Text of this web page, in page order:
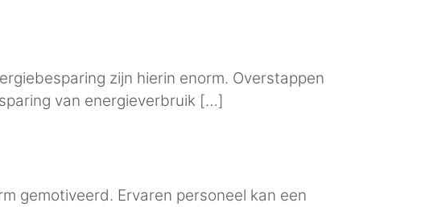
zijn hierin enorm. Overstappen
van energieverbruik […]
gemotiveerd. Ervaren personeel kan een